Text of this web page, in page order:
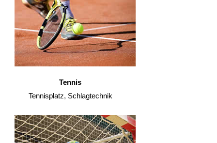
Tennis
Tennisplatz, Schlagtechnik